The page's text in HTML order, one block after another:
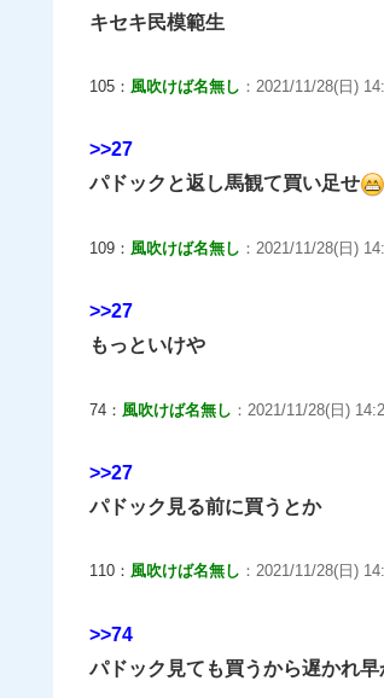
キセキ民模範生
105： 風吹けば名無し ：2021/11/28(日)
>>27
パドックと返し馬観て買い足せ
109： 風吹けば名無し ：2021/11/28(日)
>>27
もっといけや
74： 風吹けば名無し ：2021/11/28(日)
>>27
パドック見る前に買うとか
110： 風吹けば名無し ：2021/11/28(日)
>>74
パドック見ても買うから遅かれ早